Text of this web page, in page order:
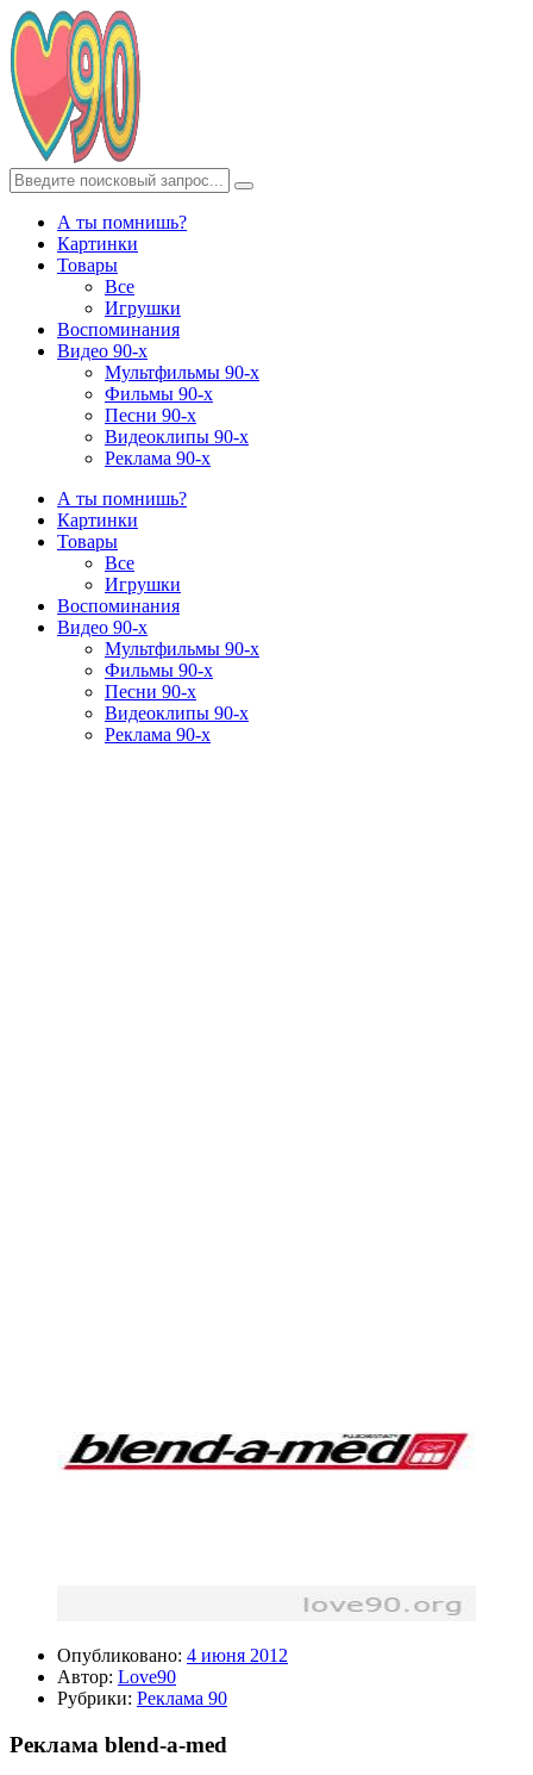
А ты помнишь?
Картинки
Товары
Все
Игрушки
Воспоминания
Видео 90-х
Мультфильмы 90-х
Фильмы 90-х
Песни 90-х
Видеоклипы 90-х
Реклама 90-х
А ты помнишь?
Картинки
Товары
Все
Игрушки
Воспоминания
Видео 90-х
Мультфильмы 90-х
Фильмы 90-х
Песни 90-х
Видеоклипы 90-х
Реклама 90-х
Опубликовано: 4 июня 2012
Автор: Love90
Рубрики: Реклама 90
Реклама blend-a-med